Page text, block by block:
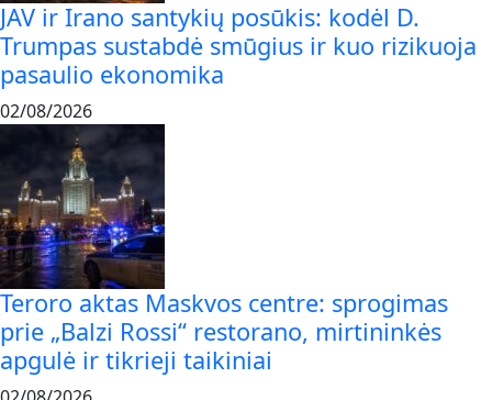
JAV ir Irano santykių posūkis: kodėl D.
Trumpas sustabdė smūgius ir kuo rizikuoja
pasaulio ekonomika
02/08/2026
Teroro aktas Maskvos centre: sprogimas
prie „Balzi Rossi“ restorano, mirtininkės
apgulė ir tikrieji taikiniai